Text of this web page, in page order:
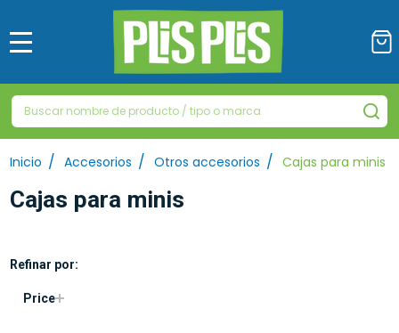
Buscar
Inicio / Accesorios / Otros accesorios / Cajas para minis
Cajas para minis
Filtrar
Refinar por:
Price